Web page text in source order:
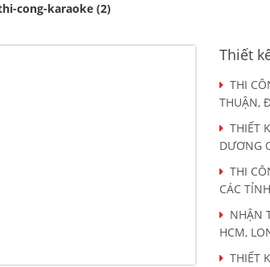
cong-karaoke (2)
Thiết
THI
THUẬN,
THIẾT
DƯƠNG
THI
CÁC
NHẬN
HCM,
THIẾT